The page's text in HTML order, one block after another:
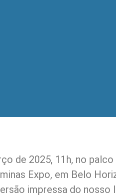
de 2025, 11h, no
Expo, em Belo
impressa do nosso